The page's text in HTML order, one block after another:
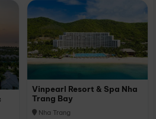
Vinpearl Resort & Spa Nha
Trang Bay
Nha Trang